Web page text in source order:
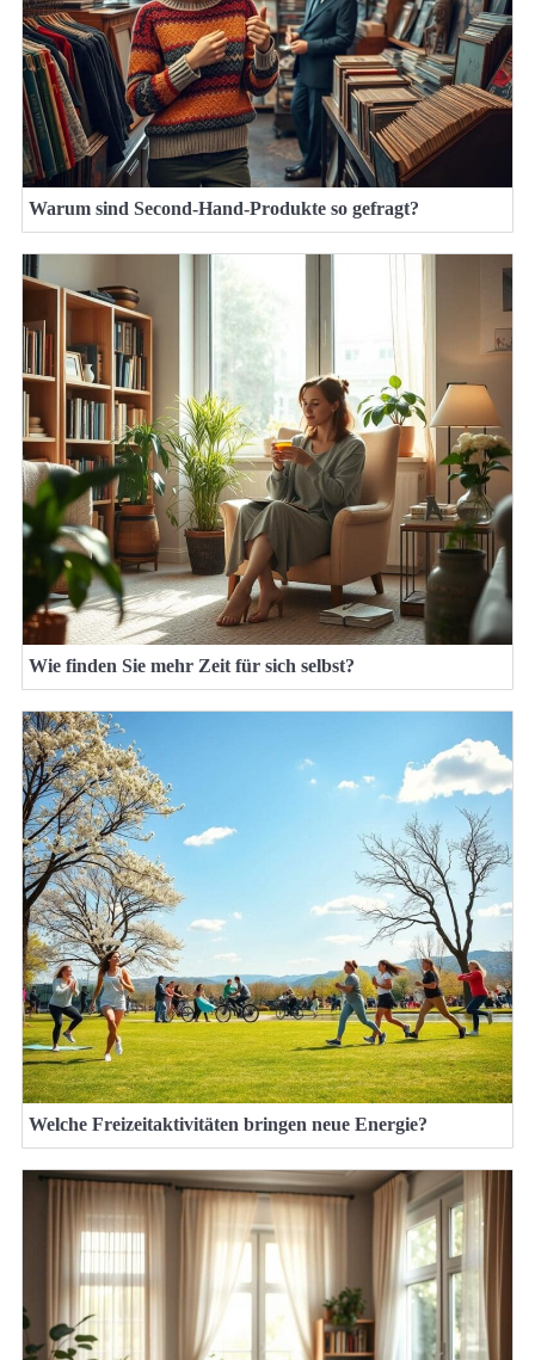
Warum sind Second-Hand-Produkte so gefragt?
Wie finden Sie mehr Zeit für sich selbst?
Welche Freizeitaktivitäten bringen neue Energie?